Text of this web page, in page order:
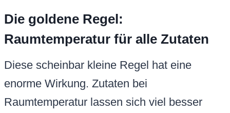
Die goldene Regel:
Raumtemperatur für alle Zutaten
Diese scheinbar kleine Regel hat eine
enorme Wirkung. Zutaten bei
Raumtemperatur lassen sich viel besser